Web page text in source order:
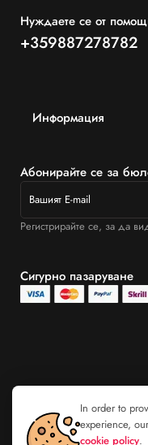
Нуждаете се от
+359887278782
Информация
Абонирайте се за
Регистрирайте се, за да
Сигурно пазаруване
In order to
experience,
cookie policy.